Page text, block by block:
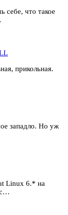
себе, что такое
прикольная.
западло. Но уж
Linux 6.* на